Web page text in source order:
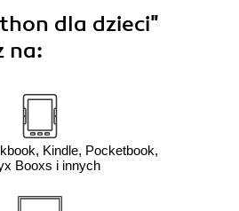
dla dzieci"
na:
Kindle, Pocketbook,
Booxs i innych